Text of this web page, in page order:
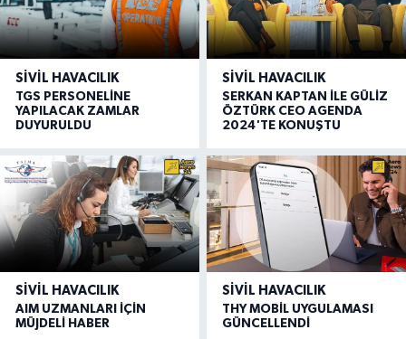
SIVIL HAVACILIK
TGS PERSONELİNE
YAPILACAK ZAMLAR
DUYURULDU
SIVIL HAVACILIK
SERKAN KAPTAN İLE GÜLİZ
ÖZTÜRK CEO AGENDA
2024'TE KONUŞTU
SIVIL HAVACILIK
AIM UZMANLARI İÇİN
MÜJDELİ HABER
SIVIL HAVACILIK
THY MOBİL UYGULAMASI
GÜNCELLENDİ